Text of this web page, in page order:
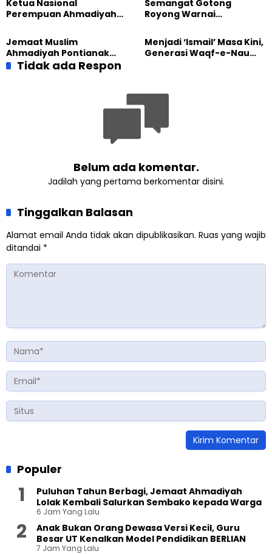
Ketua Nasional
Perempuan Ahmadiyah
Besar Universitas
Terbuka
Semangat Gotong
Royong Warnai
Masjid di Jemaat
Ahmadiyah Sukapura
Jemaat Muslim
Ahmadiyah Pontianak
dan Gereja Katedral
Perkuat Kolaborasi Sosial
Menjadi ‘Ismail’ Masa Kini,
Generasi Waqf-e-Nau
Tidak ada Respon
Belum ada komentar.
Jadilah yang pertama berkomentar disini.
Tinggalkan Balasan
Alamat email Anda tidak akan dipublikasikan. Ruas yang wajib
ditandai *
Populer
Puluhan Tahun Berbagi, Jemaat Ahmadiyah
Lolak Kembali Salurkan Sembako kepada Warga
6 Jam Yang Lalu
Anak Bukan Orang Dewasa Versi Kecil, Guru
Besar UT Kenalkan Model Pendidikan BERLIAN
7 Jam Yang Lalu